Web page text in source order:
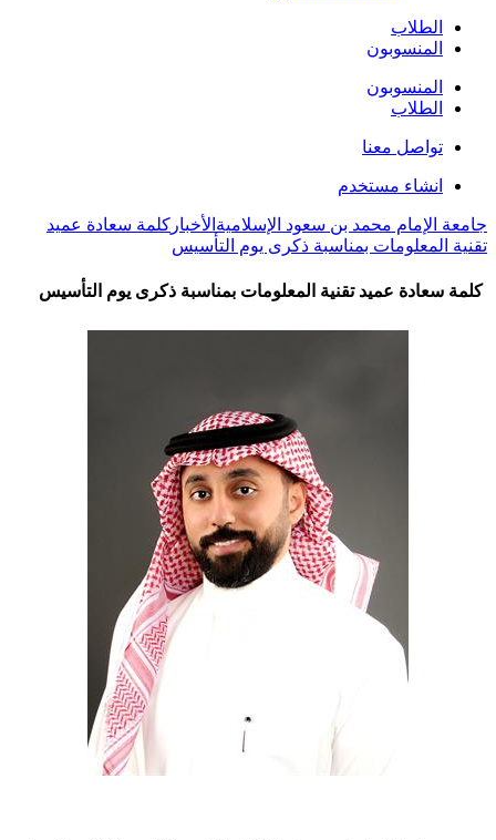
الطلاب
المنسوبون
المنسوبون
الطلاب
تواصل معنا
انشاء مستخدم
جامعة الإمام محمد بن سعود الإسلامية الأخبار كلمة سعادة عميد
تقنية المعلومات بمناسبة ذكرى يوم التأسيس
كلمة سعادة عميد تقنية المعلومات بمناسبة ذكرى يوم التأسيس